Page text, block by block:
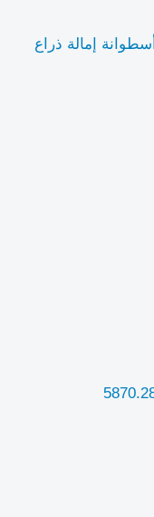
أسطوانة هيدروليكية John Deere 3215 أسطوانة إمالة ذراع